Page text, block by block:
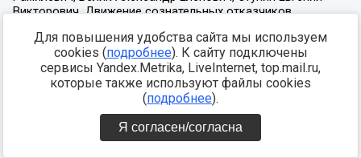
Для повышения удобства сайта мы используем
cookies (подробнее). К сайту подключены
сервисы Yandex.Metrika, LiveInternet, top.mail.ru,
которые также используют файлы cookies
(подробнее).
Я согласен/согласна